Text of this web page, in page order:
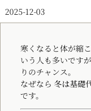
2025-12-03
寒くなると体が縮
いう人も多いです
りのチャンス。
なぜなら 冬は基礎
です。